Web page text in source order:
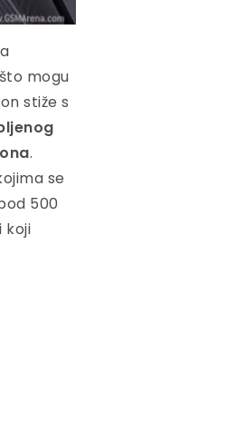
mogu
stiže s
.
se
500
koji